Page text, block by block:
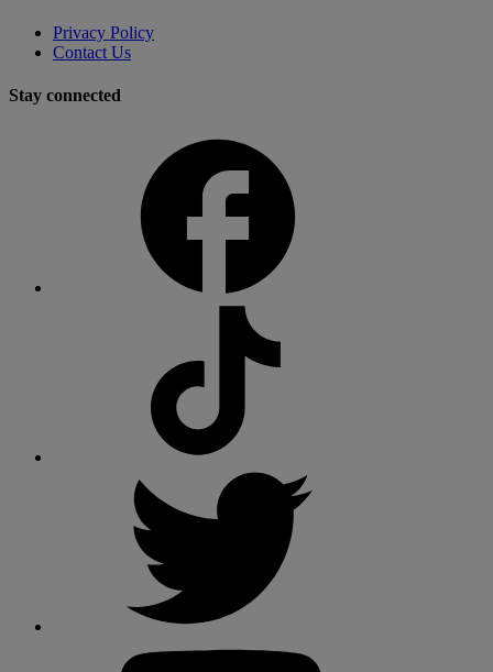
Privacy Policy
Contact Us
Stay connected